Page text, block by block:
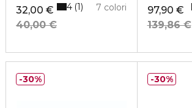
32,00 €
40,00 €
7 colori
4 1
97,90 €
139,86 €
30% 30%